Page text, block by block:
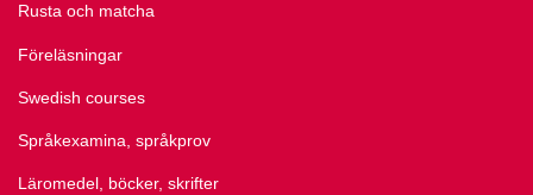
Rusta och matcha
Föreläsningar
Swedish courses
Språkexamina, språkprov
Läromedel, böcker, skrifter